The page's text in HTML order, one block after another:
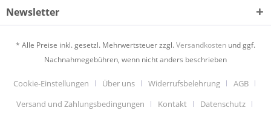
Newsletter
* Alle Preise inkl. gesetzl. Mehrwertsteuer zzgl.Versandkosten und ggf.
Nachnahmegebühren, wenn nicht anders beschrieben
Cookie-Einstellungen Über uns Widerrufsbelehrung
AGB
Versand und Zahlungsbedingungen
Kontakt Datenschutz